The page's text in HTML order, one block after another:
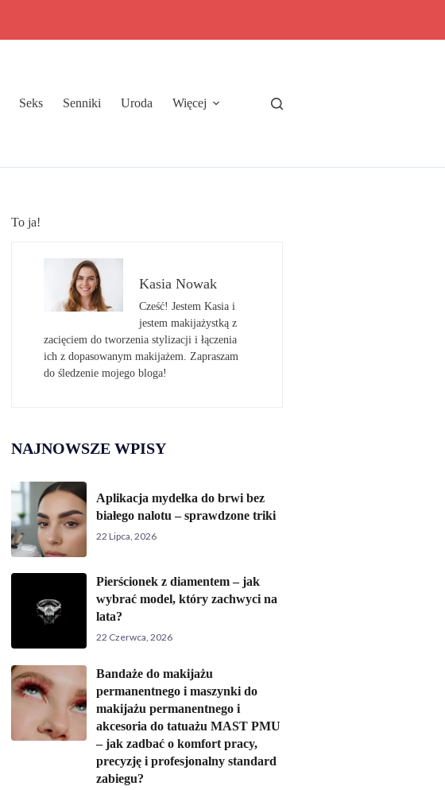
Seks Senniki Uroda Więcej
To ja!
Kasia Nowak
Cześć! Jestem Kasia i
jestem makijażystką z
zacięciem do tworzenia stylizacji i łączenia
ich z dopasowanym makijażem. Zapraszam
do śledzenie mojego bloga!
NAJNOWSZE WPISY
Aplikacja mydełka do brwi bez
białego nalotu – sprawdzone triki
22 Lipca, 2026
Pierścionek z diamentem – jak
wybrać model, który zachwyci na
lata?
22 Czerwca, 2026
Bandaże do makijażu
permanentnego i maszynki do
makijażu permanentnego i
akcesoria do tatuażu MAST PMU
– jak zadbać o komfort pracy,
precyzję i profesjonalny standard
zabiegu?